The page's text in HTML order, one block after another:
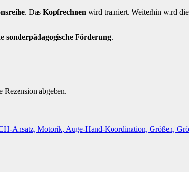
. Das Kopfrechnen wird trainiert. Weiterhin wird die
sonderpädagogische Förderung.
Rezension abgeben.